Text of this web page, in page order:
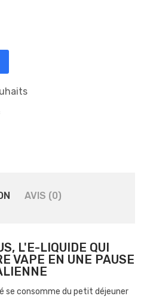
AVIS (0)
L'E-LIQUIDE QUI
VAPE EN UNE PAUSE
se consomme du petit déjeuner